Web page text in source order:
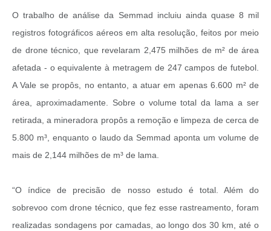
O trabalho de análise da Semmad incluiu ainda quase 8 mil
registros fotográficos aéreos em alta resolução, feitos por meio
de drone técnico, que revelaram 2,475 milhões de m² de área
afetada - o equivalente à metragem de 247 campos de futebol.
A Vale se propôs, no entanto, a atuar em apenas 6.600 m² de
área, aproximadamente. Sobre o volume total da lama a ser
retirada, a mineradora propôs a remoção e limpeza de cerca de
5.800 m³, enquanto o laudo da Semmad aponta um volume de
mais de 2,144 milhões de m³ de lama.
“O índice de precisão de nosso estudo é total. Além do
sobrevoo com drone técnico, que fez esse rastreamento, foram
realizadas sondagens por camadas, ao longo dos 30 km, até o